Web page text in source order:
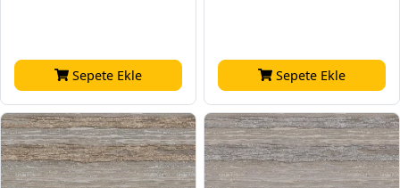
Sepete Ekle Sepete Ekle